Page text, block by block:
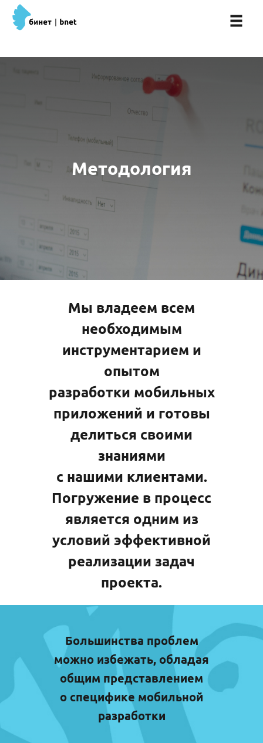
Методология
Мы владеем всем
необходимым
инструментарием и
опытом
разработки мобильных
приложений и готовы
делиться своими
знаниями
с нашими клиентами.
Погружение в процесс
является одним из
условий эффективной
реализации задач
проекта.
Большинства проблем
можно избежать, обладая
общим представлением
о специфике мобильной
разработки